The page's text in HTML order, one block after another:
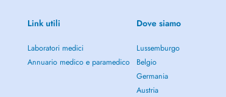
Link utili
Laboratori medici
Annuario medico e paramedico
Dove siamo
Lussemburgo
Belgio
Germania
Austria